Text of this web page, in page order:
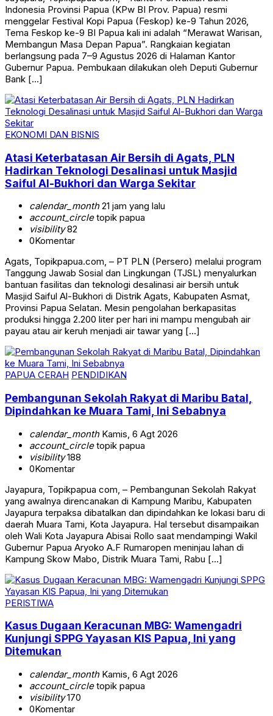
Indonesia Provinsi Papua (KPw BI Prov. Papua) resmi
menggelar Festival Kopi Papua (Feskop) ke-9 Tahun 2026,
Tema Feskop ke-9 BI Papua kali ini adalah “Merawat Warisan,
Membangun Masa Depan Papua”. Rangkaian kegiatan
berlangsung pada 7–9 Agustus 2026 di Halaman Kantor
Gubernur Papua. Pembukaan dilakukan oleh Deputi Gubernur
Bank […]
EKONOMI DAN BISNIS
Atasi Keterbatasan Air Bersih di Agats, PLN
Hadirkan Teknologi Desalinasi untuk Masjid
Saiful Al-Bukhori dan Warga Sekitar
calendar_month21 jam yang lalu
account_circletopik papua
visibility82
0Komentar
Agats, Topikpapua.com, – PT PLN (Persero) melalui program
Tanggung Jawab Sosial dan Lingkungan (TJSL) menyalurkan
bantuan fasilitas dan teknologi desalinasi air bersih untuk
Masjid Saiful Al-Bukhori di Distrik Agats, Kabupaten Asmat,
Provinsi Papua Selatan. Mesin pengolahan berkapasitas
produksi hingga 2.200 liter per hari ini mampu mengubah air
payau atau air keruh menjadi air tawar yang […]
PAPUA CERAH PENDIDIKAN
Pembangunan Sekolah Rakyat di Maribu Batal,
Dipindahkan ke Muara Tami, Ini Sebabnya
calendar_monthKamis, 6 Agt 2026
account_circletopik papua
visibility188
0Komentar
Jayapura, Topikpapua com, – Pembangunan Sekolah Rakyat
yang awalnya direncanakan di Kampung Maribu, Kabupaten
Jayapura terpaksa dibatalkan dan dipindahkan ke lokasi baru di
daerah Muara Tami, Kota Jayapura. Hal tersebut disampaikan
oleh Wali Kota Jayapura Abisai Rollo saat mendampingi Wakil
Gubernur Papua Aryoko A.F Rumaropen meninjau lahan di
Kampung Skow Mabo, Distrik Muara Tami, Rabu […]
PERISTIWA
Kasus Dugaan Keracunan MBG: Wamengadri
Kunjungi SPPG Yayasan KIS Papua, Ini yang
Ditemukan
calendar_monthKamis, 6 Agt 2026
account_circletopik papua
visibility170
0Komentar